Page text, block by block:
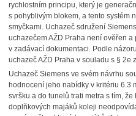
rychlostním principu, který je
s pohyblivým blokem, a tento systém
smyčkami. Uchazeč sdružení
uchazečem AŽD Praha není ověřen
v zadávací dokumentaci. Podle
uchazeč AŽD Praha v souladu s § 2e
Uchazeč Siemens ve svém návrhu
hodnocení jeho nabídky v kritériu
svršku a do tunelů trati metra s tím,
doplňkových majáků koleji